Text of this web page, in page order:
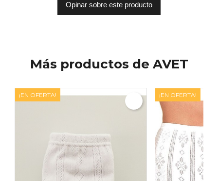
Opinar sobre este producto
Más productos de AVET
¡EN OFERTA! ¡EN OFERTA!